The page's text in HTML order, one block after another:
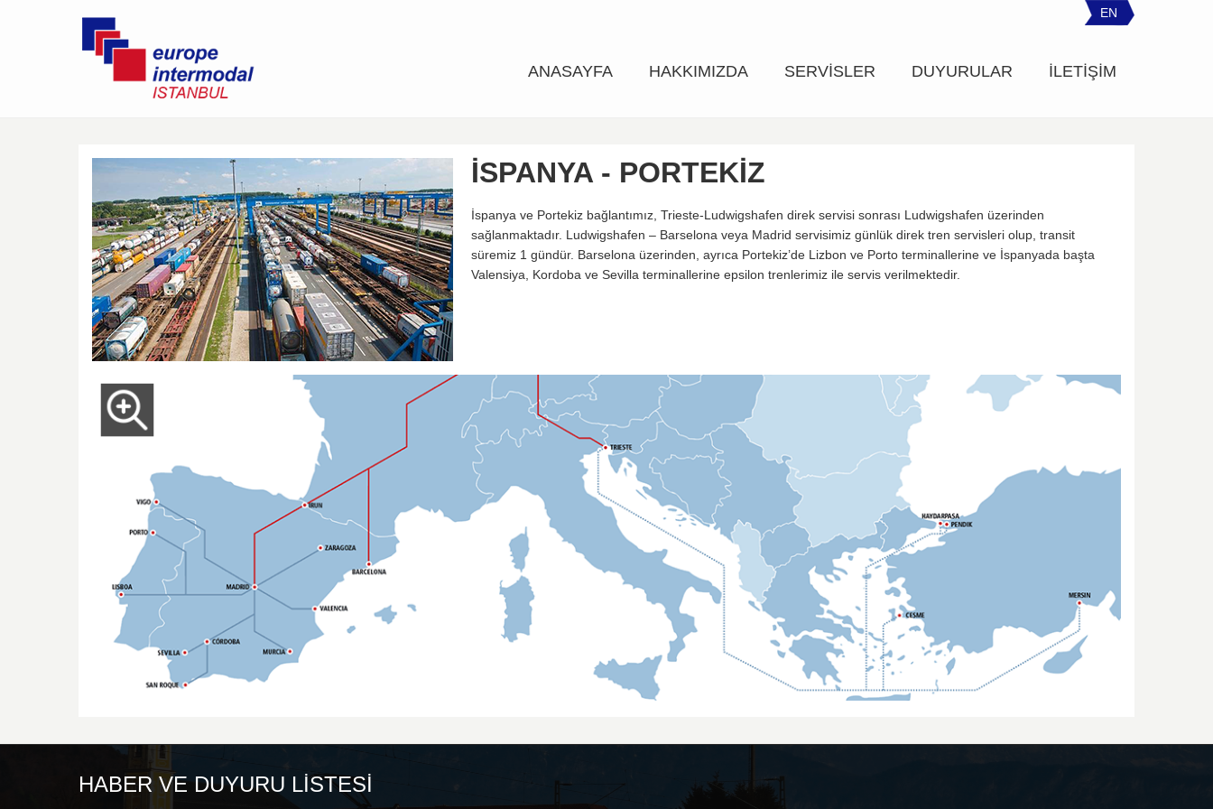
EN
ANASAYFA HAKKIMIZDA SERVİSLER DUYURULAR İLETİŞİM
İSPANYA - PORTEKIZ
İspanya ve Portekiz bağlantımız, Trieste-Ludwigshafen direk servisi sonrası Ludwigshafen üzerinden
sağlanmaktadır. Ludwigshafen – Barselona veya Madrid servisimiz günlük direk tren servisleri olup, transit
süremiz 1 gündür. Barselona üzerinden, ayrıca Portekiz’de Lizbon ve Porto terminallerine ve İspanyada başta
Valensiya, Kordoba ve Sevilla terminallerine epsilon trenlerimiz ile servis verilmektedir.
HABER VE DUYURU LISTESI